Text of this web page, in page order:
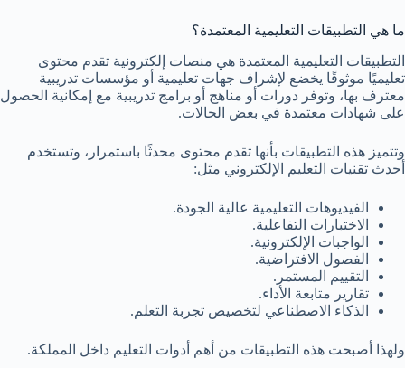
ما هي التطبيقات التعليمية المعتمدة؟
التطبيقات التعليمية المعتمدة هي منصات إلكترونية تقدم محتوى
تعليميًا موثوقًا يخضع لإشراف جهات تعليمية أو مؤسسات تدريبية
معترف بها، وتوفر دورات أو مناهج أو برامج تدريبية مع إمكانية الحصول
على شهادات معتمدة في بعض الحالات.
وتتميز هذه التطبيقات بأنها تقدم محتوى محدثًا باستمرار، وتستخدم
أحدث تقنيات التعليم الإلكتروني مثل:
الفيديوهات التعليمية عالية الجودة.
الاختبارات التفاعلية.
الواجبات الإلكترونية.
الفصول الافتراضية.
التقييم المستمر.
تقارير متابعة الأداء.
الذكاء الاصطناعي لتخصيص تجربة التعلم.
ولهذا أصبحت هذه التطبيقات من أهم أدوات التعليم داخل المملكة.